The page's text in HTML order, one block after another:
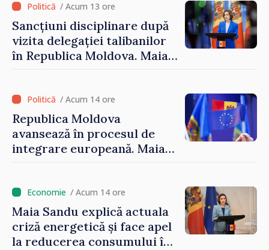
/ Acum 13 ore
Sancțiuni disciplinare după
vizita delegației talibanilor
în Republica Moldova. Maia
cunosc politica statului”
/ Acum 14 ore
Republica Moldova
avansează în procesul de
integrare europeană. Maia
/ Acum 14 ore
Maia Sandu explică actuala
criză energetică și face apel
la reducerea consumului în